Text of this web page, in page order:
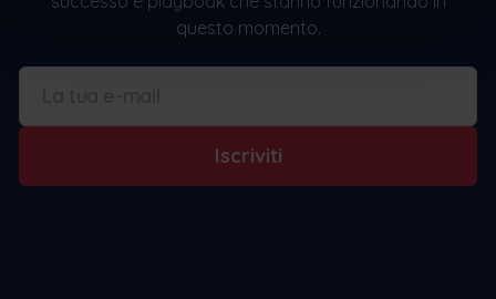
questo momento.
Iscriviti